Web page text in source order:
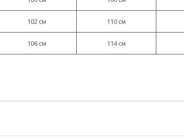
102 см 110 см
106 см 114 см